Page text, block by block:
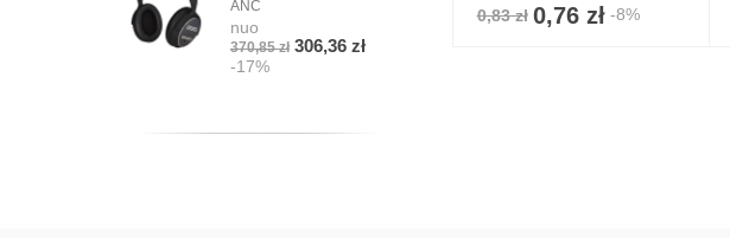
0,83 zł 0,76 zł-8%
ANC
nuo
370,85 zł 306,36 zł
-17%